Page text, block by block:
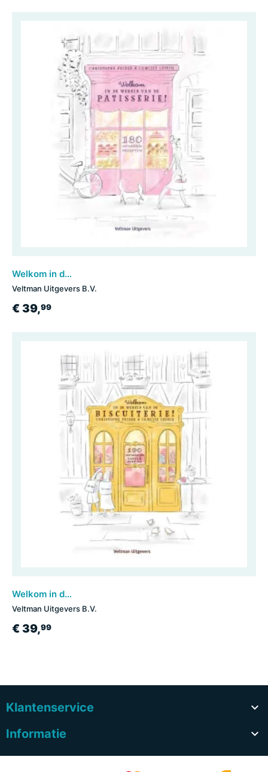
Welkom in de wereld van de patisserie!
Veltman Uitgevers B.V.
€ 39,99
Welkom in de wereld van de biscuiterie!
Veltman Uitgevers B.V.
€ 39,99
Klantenservice

Informatie
